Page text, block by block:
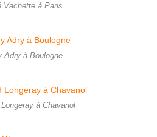
Vachette à Paris
Adry à Boulogne
à Chavanol